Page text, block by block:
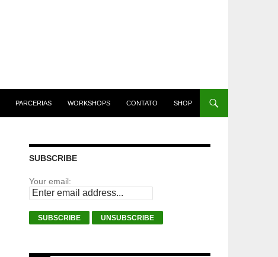
PARCERIAS WORKSHOPS CONTATO SHOP
SUBSCRIBE
Your email: